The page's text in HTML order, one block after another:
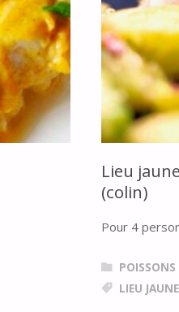
Lieu
(colin)
Pour 4
POISSONS
LIEU JAUNE